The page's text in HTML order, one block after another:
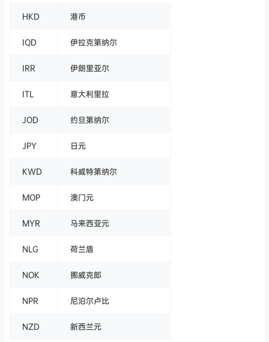
HKD 港币
IQD 伊拉克第纳尔
IRR 伊朗里亚尔
ITL 意大利里拉
JOD 约旦第纳尔
JPY 日元
KWD 科威特第纳尔
MOP 澳门元
MYR 马来西亚元
NLG 荷兰盾
NOK 挪威克郎
NPR 尼泊尔卢比
NZD 新西兰元